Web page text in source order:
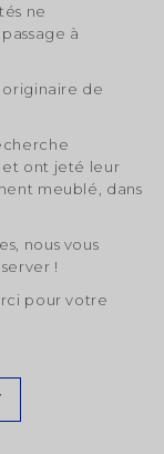
ne
à
originaire de
et ont jeté leur
meublé, dans
nous vous
!
pour votre